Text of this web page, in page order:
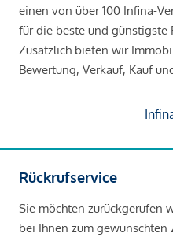
einen von über 100 Infina-
für die beste und günstigste
Zusätzlich bieten wir
Bewertung, Verkauf, Kauf
Rückrufservice
Sie möchten zurückgerufen
bei Ihnen zum